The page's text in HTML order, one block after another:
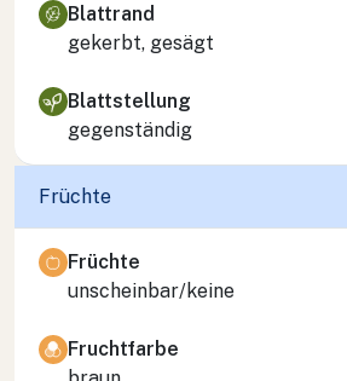
Blattrand
gekerbt, gesägt
Blattstellung
gegenständig
Früchte
Früchte
unscheinbar/keine
Fruchtfarbe